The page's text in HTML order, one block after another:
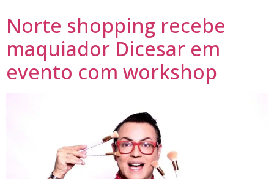
Norte shopping recebe
maquiador Dicesar em
evento com workshop